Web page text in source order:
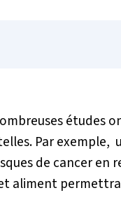
études
Par exemple,
de cancer en
aliment